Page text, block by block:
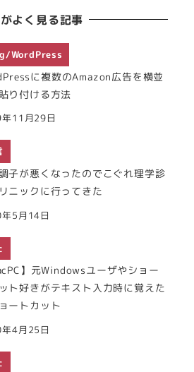
よく見る記事
WordPress
に複数のAmazon広告を横並
り付ける方法
11月29日
子が悪くなったのでこぐれ理学診
ニックに行ってきた
5月14日
】元Windowsユーザやショー
ト好きがテキスト入力時に覚えた
ートカット
4月25日